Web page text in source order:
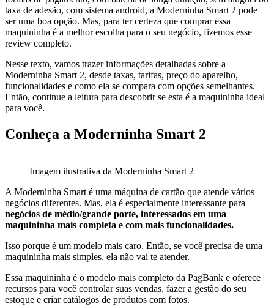
taxa de adesão, com sistema android, a Moderninha Smart 2 pode
ser uma boa opção. Mas, para ter certeza que comprar essa
maquininha é a melhor escolha para o seu negócio, fizemos esse
review completo.
Nesse texto, vamos trazer informações detalhadas sobre a
Moderninha Smart 2, desde taxas, tarifas, preço do aparelho,
funcionalidades e como ela se compara com opções semelhantes.
Então, continue a leitura para descobrir se esta é a maquininha ideal
para você.
Conheça a Moderninha Smart 2
Imagem ilustrativa da Moderninha Smart 2
A Moderninha Smart é uma máquina de cartão que atende vários
negócios diferentes. Mas, ela é especialmente interessante para
negócios de médio/grande porte, interessados em uma
maquininha mais completa e com mais funcionalidades.
Isso porque é um modelo mais caro. Então, se você precisa de uma
maquininha mais simples, ela não vai te atender.
Essa maquininha é o modelo mais completo da PagBank e oferece
recursos para você controlar suas vendas, fazer a gestão do seu
estoque e criar catálogos de produtos com fotos.